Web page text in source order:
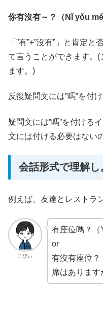
你有沒有～？（ Nǐ yǒu
「”有”+”沒有”」と肯定
て言うことができます。(
ます。)
反復疑問文には”嗎”を付
疑問文には”嗎”を付ける
文には付ける必要はない
会話形式で理解し
例えば、友達とレストラ
こびぃ
有座位嗎？（
or
有沒有座位？
席はあります